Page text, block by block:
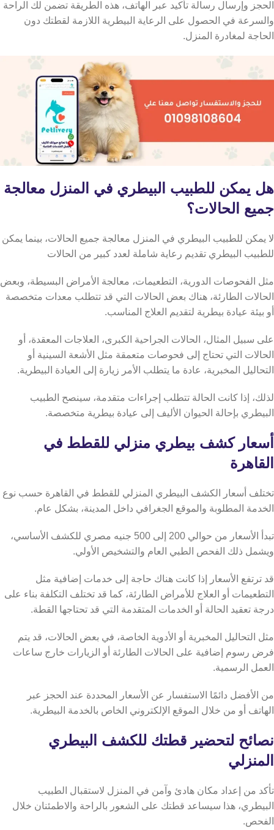
الحجز وإرسال رسالة تأكيد عبر الهاتف، هذه الطريقة تضمن لك الراحة
والسرعة في الحصول على الرعاية البيطرية اللازمة لقطتك دون
الحاجة لمغادرة المنزل.
هل يمكن للطبيب البيطري في المنزل معالجة
جميع الحالات؟
لا يمكن للطبيب البيطري في المنزل معالجة جميع الحالات، بينما يمكن
للطبيب البيطري تقديم رعاية شاملة لعدد كبير من الحالات
مثل الفحوصات الدورية، التطعيمات، معالجة الأمراض البسيطة، وبعض
الحالات الطارئة، هناك بعض الحالات التي قد تتطلب معدات متخصصة
أو بيئة عيادة بيطرية لتقديم العلاج المناسب.
على سبيل المثال، الحالات الجراحية الكبرى، العلاجات المعقدة، أو
الحالات التي تحتاج إلى فحوصات متعمقة مثل الأشعة السينية أو
التحاليل المخبرية، عادة ما يتطلب الأمر زيارة إلى العيادة البيطرية.
لذلك، إذا كانت الحالة تتطلب إجراءات متقدمة، سينصح الطبيب
البيطري بإحالة الحيوان الأليف إلى عيادة بيطرية متخصصة.
أسعار كشف بيطري منزلي للقطط في
القاهرة
تختلف أسعار الكشف البيطري المنزلي للقطط في القاهرة حسب نوع
الخدمة المطلوبة والموقع الجغرافي داخل المدينة، بشكل عام.
تبدأ الأسعار من حوالي 200 إلى 500 جنيه مصري للكشف الأساسي،
ويشمل ذلك الفحص الطبي العام والتشخيص الأولي.
قد ترتفع الأسعار إذا كانت هناك حاجة إلى خدمات إضافية مثل
التطعيمات أو العلاج للأمراض الطارئة، كما قد تختلف التكلفة بناء على
درجة تعقيد الحالة أو الخدمات المتقدمة التي قد تحتاجها القطة.
مثل التحاليل المخبرية أو الأدوية الخاصة، في بعض الحالات، قد يتم
فرض رسوم إضافية على الحالات الطارئة أو الزيارات خارج ساعات
العمل الرسمية.
من الأفضل دائمًا الاستفسار عن الأسعار المحددة عند الحجز عبر
الهاتف أو من خلال الموقع الإلكتروني الخاص بالخدمة البيطرية.
نصائح لتحضير قطتك للكشف البيطري
المنزلي
تأكد من إعداد مكان هادئ وآمن في المنزل لاستقبال الطبيب
البيطري، هذا سيساعد قطتك على الشعور بالراحة والاطمئنان خلال
الفحص.